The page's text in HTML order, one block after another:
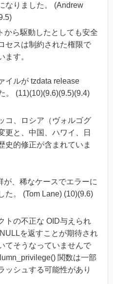
なりました。 (Andrew
から駆動したとしても安全
セスは制約された権限で
ます。
イルが tzdata release
。 (11)(10)(9.6)(9.5)(9.4)
コ、ロシア（ヴォルゴグ
更と、中国、ハワイ、日
史的修正が含まれていま
が、稀なケースでエラーに
た。 (Tom Lane) (10)(9.6)
トの不正な OID与えられ
を返すことが期待され
てそうなっていませんで
関数は一部
ッシュする可能性があり